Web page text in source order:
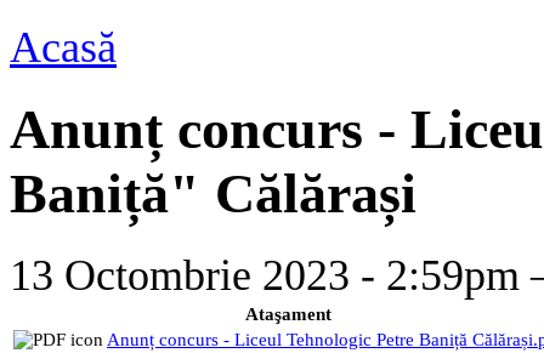
Acasă
Anunț concurs -
Baniță" Călărași
13 Octombrie 2023 -
Ataşament
Anunț concurs - Liceul Tehnologic Petre Baniță